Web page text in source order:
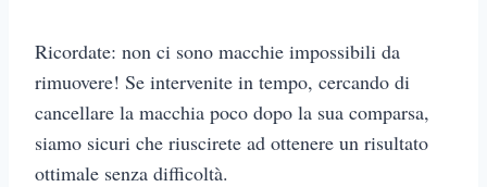
Ricordate: non ci sono macchie impossibili da
rimuovere! Se intervenite in tempo, cercando di
cancellare la macchia poco dopo la sua comparsa,
siamo sicuri che riuscirete ad ottenere un risultato
ottimale senza difficoltà.